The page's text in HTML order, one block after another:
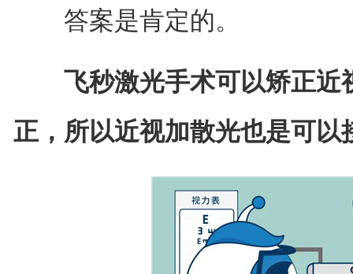
答案是肯定的。
飞秒激光手术可以矫正
正，所以近视加散光也是可以